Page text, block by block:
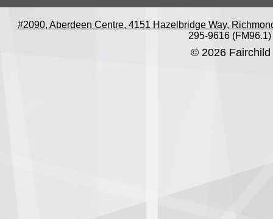
#2090, Aberdeen Centre, 4151 Hazelbridge Way,
295-9616 (FM96.1)
© 2026 Fairchild